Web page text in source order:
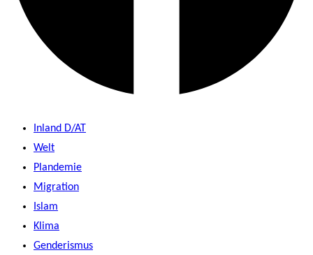
Inland D/AT
Welt
Plandemie
Migration
Islam
Klima
Genderismus